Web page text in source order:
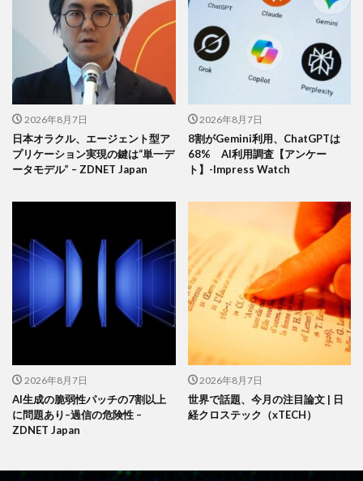
2026年8月7日
日本オラクル、エージェント型ア
プリケーション実現の鍵は“単一デ
ータモデル” – ZDNET Japan
2026年8月7日
8割がGemini利用、ChatGPTは
68% AI利用調査【アンケー
ト】-Impress Watch
2026年8月7日
AI生成の脆弱性パッチの7割以上
に問題あり–過信の危険性 –
ZDNET Japan
2026年8月7日
世界で話題、今月の注目論文 | 日
経クロステック（xTECH）